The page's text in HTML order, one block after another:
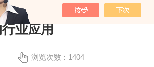
业应用
浏览次数：1404